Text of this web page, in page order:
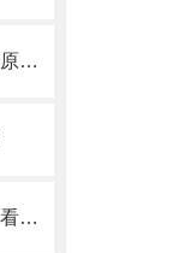
流式细胞仪的信号处理与数据分析原理分析
还不了解贝克曼流式细胞仪鞘液？看这里就对了！